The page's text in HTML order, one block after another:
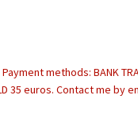
methods: BANK
35 euros. Contact me